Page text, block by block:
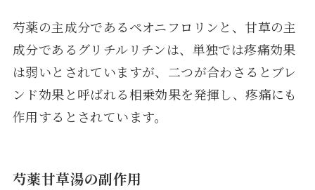
芍薬の主成分であるペオニフロリンと、甘草の主
成分であるグリチルリチンは、単独では疼痛効果
は弱いとされていますが、二つが合わさるとブレ
ンド効果と呼ばれる相乗効果を発揮し、疼痛にも
作用するとされています。
芍薬甘草湯の副作用